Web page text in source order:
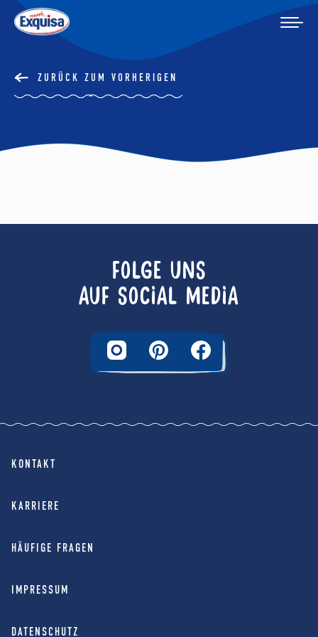
ZURÜCK ZUM VORHERIGEN
FOLGE UNS
AUF SOCIAL MEDIA
KONTAKT
KARRIERE
HÄUFIGE FRAGEN
IMPRESSUM
DATENSCHUTZ